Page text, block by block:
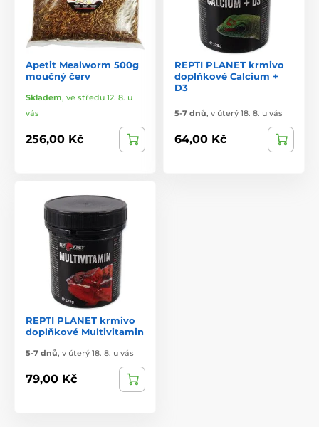
Apetit Mealworm 500g
moučný červ
Skladem, ve středu 12. 8. u
vás
256,00 Kč
REPTI PLANET krmivo
doplňkové Calcium +
D3
5-7 dnů, v úterý 18. 8. u vás
64,00 Kč
REPTI PLANET krmivo
doplňkové Multivitamin
5-7 dnů, v úterý 18. 8. u vás
79,00 Kč